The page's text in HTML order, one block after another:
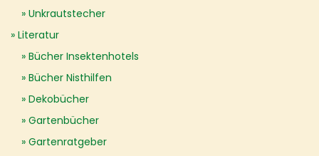
Unkrautstecher
Literatur
Bücher Insektenhotels
Bücher Nisthilfen
Dekobücher
Gartenbücher
Gartenratgeber